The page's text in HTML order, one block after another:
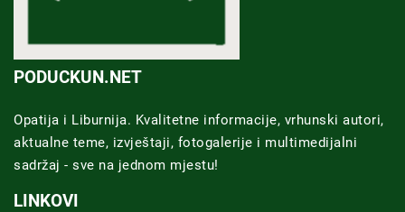
PODUCKUN.NET
Opatija i Liburnija. Kvalitetne informacije, vrhunski autori,
aktualne teme, izvještaji, fotogalerije i multimedijalni
sadržaj - sve na jednom mjestu!
LINKOVI